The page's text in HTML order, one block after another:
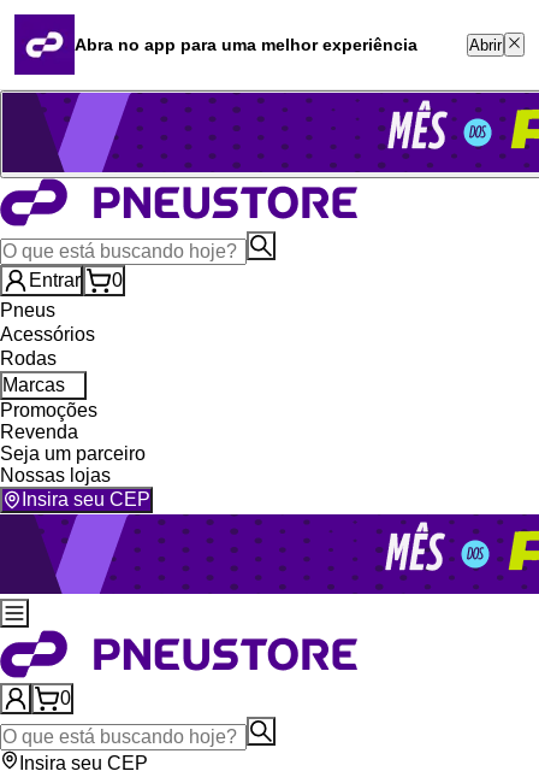
Quero revender
Blog
Whatsapp (16) 99764-8401
Televendas (47) 3046-2551
Entrar
0
Pneus
Acessórios
Rodas
Marcas
Promoções
Revenda
Seja um parceiro
Nossas lojas
Insira seu CEP
0
Insira seu CEP
Abra no app para uma melhor experiência Abrir